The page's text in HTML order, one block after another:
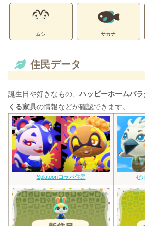
ムシ サカナ
住民データ
誕生日や好きなもの、 ハッピーホームパ
くる家具の情報などが確認できます。
Splatoonコラボ住民 ゼ